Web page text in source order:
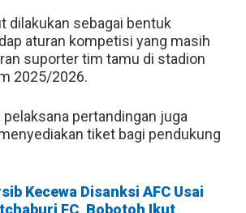
dilakukan sebagai bentuk
aturan kompetisi yang masih
suporter tim tamu di stadion
2025/2026.
pelaksana pertandingan juga
tiket bagi pendukung
Kecewa Disanksi AFC Usai
FC, Bobotoh Ikut